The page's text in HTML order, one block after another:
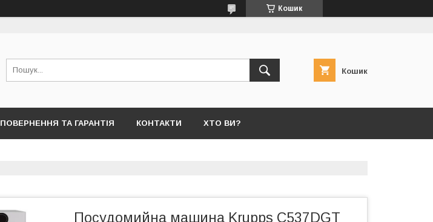
Кошик
Кошик
ПОВЕРНЕННЯ ТА ГАРАНТІЯ КОНТАКТИ ХТО ВИ?
Посудомийна машина Krupps C537DGT